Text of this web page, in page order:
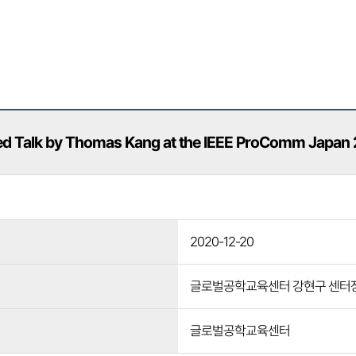
Talk by Thomas Kang at the IEEE ProComm
2020-12-20
글로벌공학교육센터 강현구 센
글로벌공학교육센터